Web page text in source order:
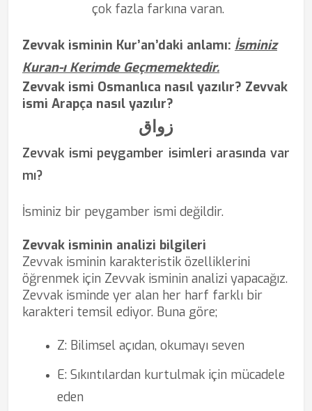
çok fazla farkına varan.
Zevvak isminin Kur’an’daki anlamı: İsminiz
Kuran-ı Kerimde Geçmemektedir.
Zevvak ismi Osmanlıca nasıl yazılır? Zevvak
ismi Arapça nasıl yazılır?
زواق
Zevvak ismi peygamber isimleri arasında var
mı?
İsminiz bir peygamber ismi değildir.
Zevvak isminin analizi bilgileri
Zevvak isminin karakteristik özelliklerini
öğrenmek için Zevvak isminin analizi yapacağız.
Zevvak isminde yer alan her harf farklı bir
karakteri temsil ediyor. Buna göre;
Z: Bilimsel açıdan, okumayı seven
E: Sıkıntılardan kurtulmak için mücadele
eden